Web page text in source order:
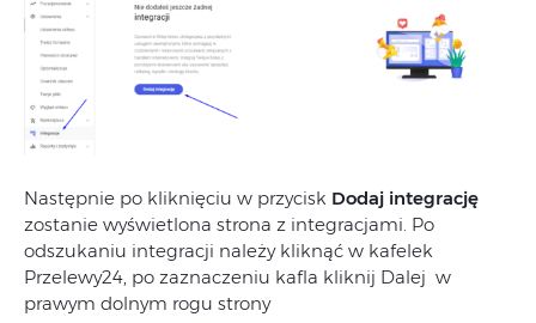
Następnie po kliknięciu w przycisk Dodaj integrację
zostanie wyświetlona strona z integracjami. Po
odszukaniu integracji należy kliknąć w kafelek
Przelewy24, po zaznaczeniu kafla kliknij Dalej w
prawym dolnym rogu strony